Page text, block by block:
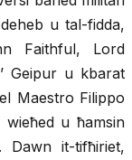
u tal-fidda,
Faithful, Lord
Geipur u kbarat
Maestro Filippo
u ħamsin
Dawn it-tifħiriet,